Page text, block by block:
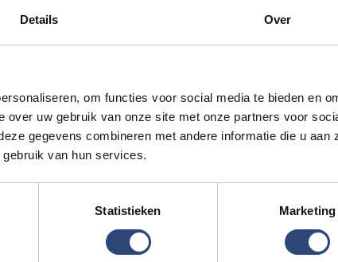
Details Over
om functies voor social media te bieden en
uw gebruik van onze site met onze partners voor
gegevens combineren met andere informatie die u aan
van hun services.
Statistieken Marketing
auto’s vindt met lage kilometerstanden, vaak nog
Voor klanten uit Hellendoorn betekent dit
biedt Auto Aaltink verschillende mogelijkheden voor
uw situatie past. Dankzij de vaste rente weet u precies